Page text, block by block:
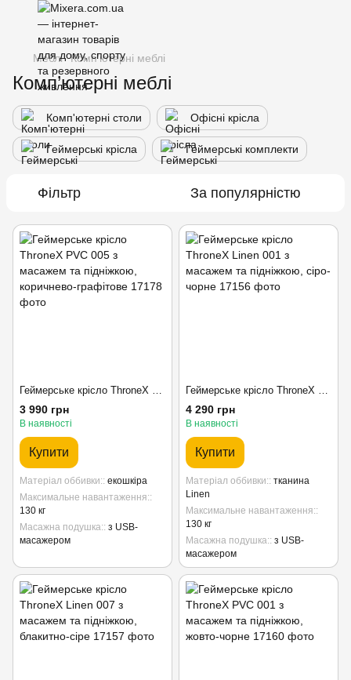
Меблі Комп’ютерні меблі
Комп’ютерні меблі
Комп'ютерні столи Офісні крісла
Геймерські крісла Геймерські комплекти
Фільтр За популярністю
Геймерське крісло ThroneX PVC 005 з масажем та підніжкою, коричнево-графітове
3 990 грн
В наявності
Купити
Матеріал оббивки: екошкіра
Максимальне навантаження:
130 кг
Масажна подушка: з USB-
масажером
Геймерське крісло ThroneX Linen 001 з масажем та підніжкою, сіро-чорне
4 290 грн
В наявності
Купити
Матеріал оббивки: тканина
Linen
Максимальне навантаження:
130 кг
Масажна подушка: з USB-
масажером